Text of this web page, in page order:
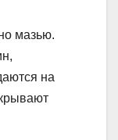
мазью.
на